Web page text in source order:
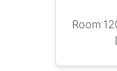
Room